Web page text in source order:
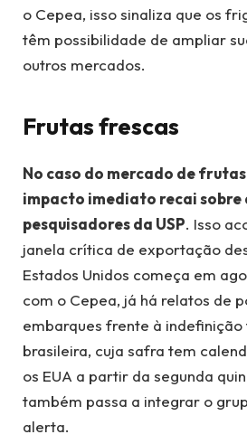
o Cepea, isso sinaliza que os
têm possibilidade de ampliar
outros mercados.
Frutas frescas
No caso do mercado de
impacto imediato recai sobre
pesquisadores da USP. Isso
janela crítica de exportação
Estados Unidos começa em
com o Cepea, já há relatos de
embarques frente à
brasileira, cuja safra tem
os EUA a partir da segunda
também passa a integrar o
alerta.